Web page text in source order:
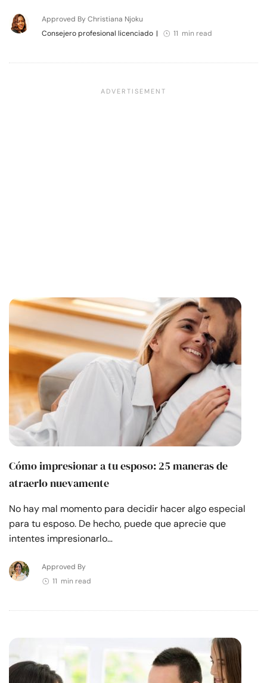
Approved By Christiana Njoku
Consejero profesional licenciado | 11 min read
Cómo impresionar a tu esposo: 25 maneras de
atraerlo nuevamente
No hay mal momento para decidir hacer algo especial
para tu esposo. De hecho, puede que aprecie que
intentes impresionarlo…
Approved By
11 min read